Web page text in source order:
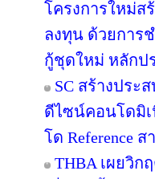
โครงการใหม่ส
ลงทุน ด้วยการ
กู้ชุดใหม่ หลักป
SC สร้างประ
ดีไซน์คอนโดมิเ
โด Reference
THBA เผยวิ